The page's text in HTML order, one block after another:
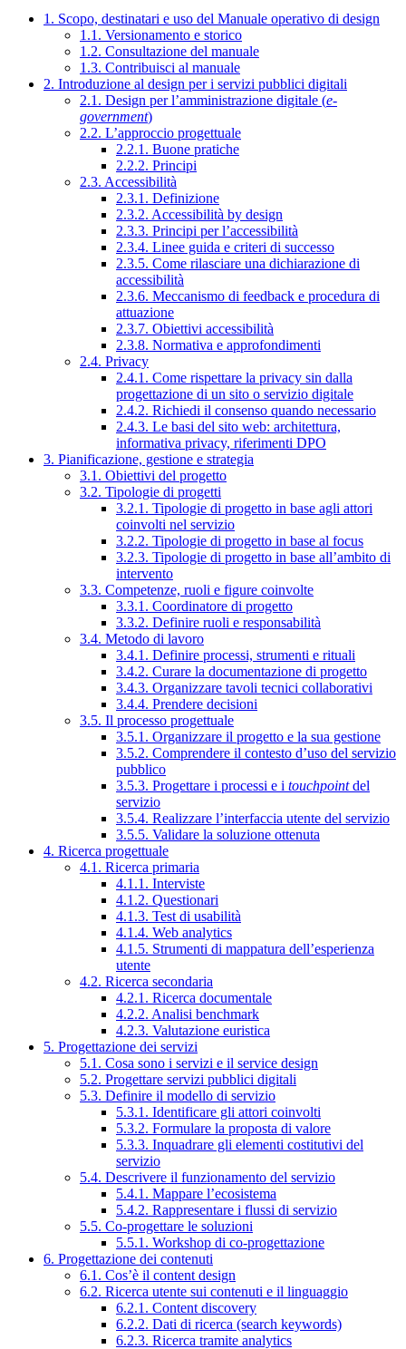
1. Scopo, destinatari e uso del Manuale operativo di design
1.1. Versionamento e storico
1.2. Consultazione del manuale
1.3. Contribuisci al manuale
2. Introduzione al design per i servizi pubblici digitali
2.1. Design per l’amministrazione digitale (e-
government)
2.2. L’approccio progettuale
2.2.1. Buone pratiche
2.2.2. Principi
2.3. Accessibilità
2.3.1. Definizione
2.3.2. Accessibilità by design
2.3.3. Principi per l’accessibilità
2.3.4. Linee guida e criteri di successo
2.3.5. Come rilasciare una dichiarazione di
accessibilità
2.3.6. Meccanismo di feedback e procedura di
attuazione
2.3.7. Obiettivi accessibilità
2.3.8. Normativa e approfondimenti
2.4. Privacy
2.4.1. Come rispettare la privacy sin dalla
progettazione di un sito o servizio digitale
2.4.2. Richiedi il consenso quando necessario
2.4.3. Le basi del sito web: architettura,
informativa privacy, riferimenti DPO
3. Pianificazione, gestione e strategia
3.1. Obiettivi del progetto
3.2. Tipologie di progetti
3.2.1. Tipologie di progetto in base agli attori
coinvolti nel servizio
3.2.2. Tipologie di progetto in base al focus
3.2.3. Tipologie di progetto in base all’ambito di
intervento
3.3. Competenze, ruoli e figure coinvolte
3.3.1. Coordinatore di progetto
3.3.2. Definire ruoli e responsabilità
3.4. Metodo di lavoro
3.4.1. Definire processi, strumenti e rituali
3.4.2. Curare la documentazione di progetto
3.4.3. Organizzare tavoli tecnici collaborativi
3.4.4. Prendere decisioni
3.5. Il processo progettuale
3.5.1. Organizzare il progetto e la sua gestione
3.5.2. Comprendere il contesto d’uso del servizio
pubblico
3.5.3. Progettare i processi e i touchpointdel
servizio
3.5.4. Realizzare l’interfaccia utente del servizio
3.5.5. Validare la soluzione ottenuta
4. Ricerca progettuale
4.1. Ricerca primaria
4.1.1. Interviste
4.1.2. Questionari
4.1.3. Test di usabilità
4.1.4. Web analytics
4.1.5. Strumenti di mappatura dell’esperienza
utente
4.2. Ricerca secondaria
4.2.1. Ricerca documentale
4.2.2. Analisi benchmark
4.2.3. Valutazione euristica
5. Progettazione dei servizi
5.1. Cosa sono i servizi e il service design
5.2. Progettare servizi pubblici digitali
5.3. Definire il modello di servizio
5.3.1. Identificare gli attori coinvolti
5.3.2. Formulare la proposta di valore
5.3.3. Inquadrare gli elementi costitutivi del
servizio
5.4. Descrivere il funzionamento del servizio
5.4.1. Mappare l’ecosistema
5.4.2. Rappresentare i flussi di servizio
5.5. Co-progettare le soluzioni
5.5.1. Workshop di co-progettazione
6. Progettazione dei contenuti
6.1. Cos’è il content design
6.2. Ricerca utente sui contenuti e il linguaggio
6.2.1. Content discovery
6.2.2. Dati di ricerca (search keywords)
6.2.3. Ricerca tramite analytics